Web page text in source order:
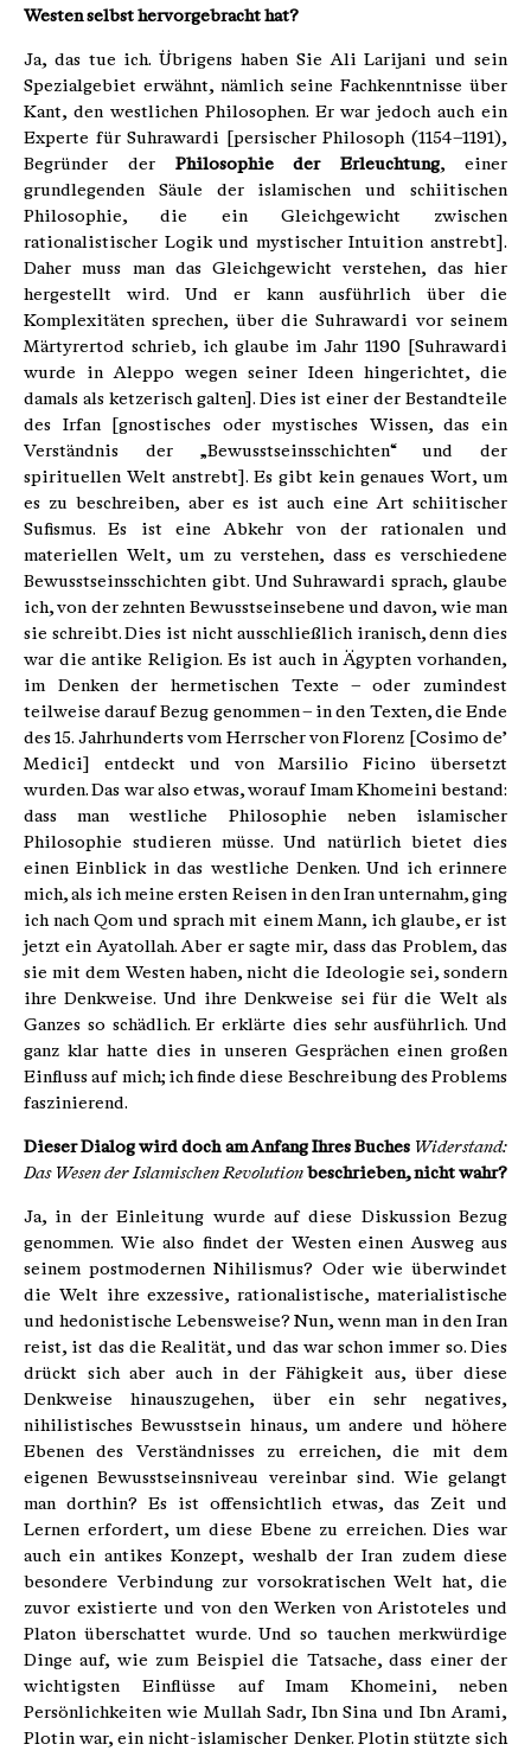
Westen selbst hervorgebracht hat?
Ja, das tue ich. Übrigens haben Sie Ali Larijani und sein
Spezialgebiet erwähnt, nämlich seine Fachkenntnisse über
Kant, den westlichen Philosophen. Er war jedoch auch ein
Experte für Suhrawardi [persischer Philosoph (1154–1191),
Begründer der Philosophie der Erleuchtung, einer
grundlegenden Säule der islamischen und schiitischen
Philosophie, die ein Gleichgewicht zwischen
rationalistischer Logik und mystischer Intuition anstrebt].
Daher muss man das Gleichgewicht verstehen, das hier
hergestellt wird. Und er kann ausführlich über die
Komplexitäten sprechen, über die Suhrawardi vor seinem
Märtyrertod schrieb, ich glaube im Jahr 1190 [Suhrawardi
wurde in Aleppo wegen seiner Ideen hingerichtet, die
damals als ketzerisch galten]. Dies ist einer der Bestandteile
des Irfan [gnostisches oder mystisches Wissen, das ein
Verständnis der „Bewusstseinsschichten“ und der
spirituellen Welt anstrebt]. Es gibt kein genaues Wort, um
es zu beschreiben, aber es ist auch eine Art schiitischer
Sufismus. Es ist eine Abkehr von der rationalen und
materiellen Welt, um zu verstehen, dass es verschiedene
Bewusstseinsschichten gibt. Und Suhrawardi sprach, glaube
ich, von der zehnten Bewusstseinsebene und davon, wie man
sie schreibt. Dies ist nicht ausschließlich iranisch, denn dies
war die antike Religion. Es ist auch in Ägypten vorhanden,
im Denken der hermetischen Texte – oder zumindest
teilweise darauf Bezug genommen – in den Texten, die Ende
des 15. Jahrhunderts vom Herrscher von Florenz [Cosimo de’
Medici] entdeckt und von Marsilio Ficino übersetzt
wurden. Das war also etwas, worauf Imam Khomeini bestand:
dass man westliche Philosophie neben islamischer
Philosophie studieren müsse. Und natürlich bietet dies
einen Einblick in das westliche Denken. Und ich erinnere
mich, als ich meine ersten Reisen in den Iran unternahm, ging
ich nach Qom und sprach mit einem Mann, ich glaube, er ist
jetzt ein Ayatollah. Aber er sagte mir, dass das Problem, das
sie mit dem Westen haben, nicht die Ideologie sei, sondern
ihre Denkweise. Und ihre Denkweise sei für die Welt als
Ganzes so schädlich. Er erklärte dies sehr ausführlich. Und
ganz klar hatte dies in unseren Gesprächen einen großen
Einfluss auf mich; ich finde diese Beschreibung des Problems
faszinierend.
Dieser Dialog wird doch am Anfang Ihres Buches Widerstand:
Das Wesen der Islamischen Revolution beschrieben, nicht wahr?
Ja, in der Einleitung wurde auf diese Diskussion Bezug
genommen. Wie also findet der Westen einen Ausweg aus
seinem postmodernen Nihilismus? Oder wie überwindet
die Welt ihre exzessive, rationalistische, materialistische
und hedonistische Lebensweise? Nun, wenn man in den Iran
reist, ist das die Realität, und das war schon immer so. Dies
drückt sich aber auch in der Fähigkeit aus, über diese
Denkweise hinauszugehen, über ein sehr negatives,
nihilistisches Bewusstsein hinaus, um andere und höhere
Ebenen des Verständnisses zu erreichen, die mit dem
eigenen Bewusstseinsniveau vereinbar sind. Wie gelangt
man dorthin? Es ist offensichtlich etwas, das Zeit und
Lernen erfordert, um diese Ebene zu erreichen. Dies war
auch ein antikes Konzept, weshalb der Iran zudem diese
besondere Verbindung zur vorsokratischen Welt hat, die
zuvor existierte und von den Werken von Aristoteles und
Platon überschattet wurde. Und so tauchen merkwürdige
Dinge auf, wie zum Beispiel die Tatsache, dass einer der
wichtigsten Einflüsse auf Imam Khomeini, neben
Persönlichkeiten wie Mullah Sadr, Ibn Sina und Ibn Arami,
Plotin war, ein nicht-islamischer Denker. Plotin stützte sich